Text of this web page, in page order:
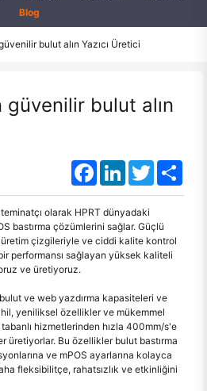
Blog
bulut alın Yazıcı Üretici
güvenilir bulut alın
FacebookLinkedInTwitter
teminatçı olarak HPRT dünyadaki
bastırma çözümlerini sağlar. Güçlü
çizgileriyle ve ciddi kalite kontrol
performansı sağlayan yüksek kaliteli
ve üretiyoruz.
bulut ve web yazdırma kapasiteleri ve
yeniliksel özellikler ve mükemmel
hizmetlerinden hızla 400mm/s'e
üretiyorlar. Bu özellikler bulut bastırma
ve mPOS ayarlarına kolayca
fleksibilitçe, rahatsızlık ve etkinliğini